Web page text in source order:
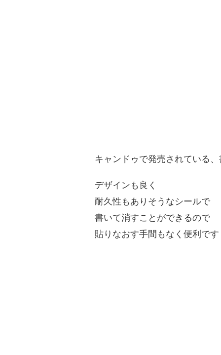
キャンドゥで発売されている
デザインも良く
耐久性もありそうなシールで
書いて消すことができるので
貼りなおす手間もなく便利です